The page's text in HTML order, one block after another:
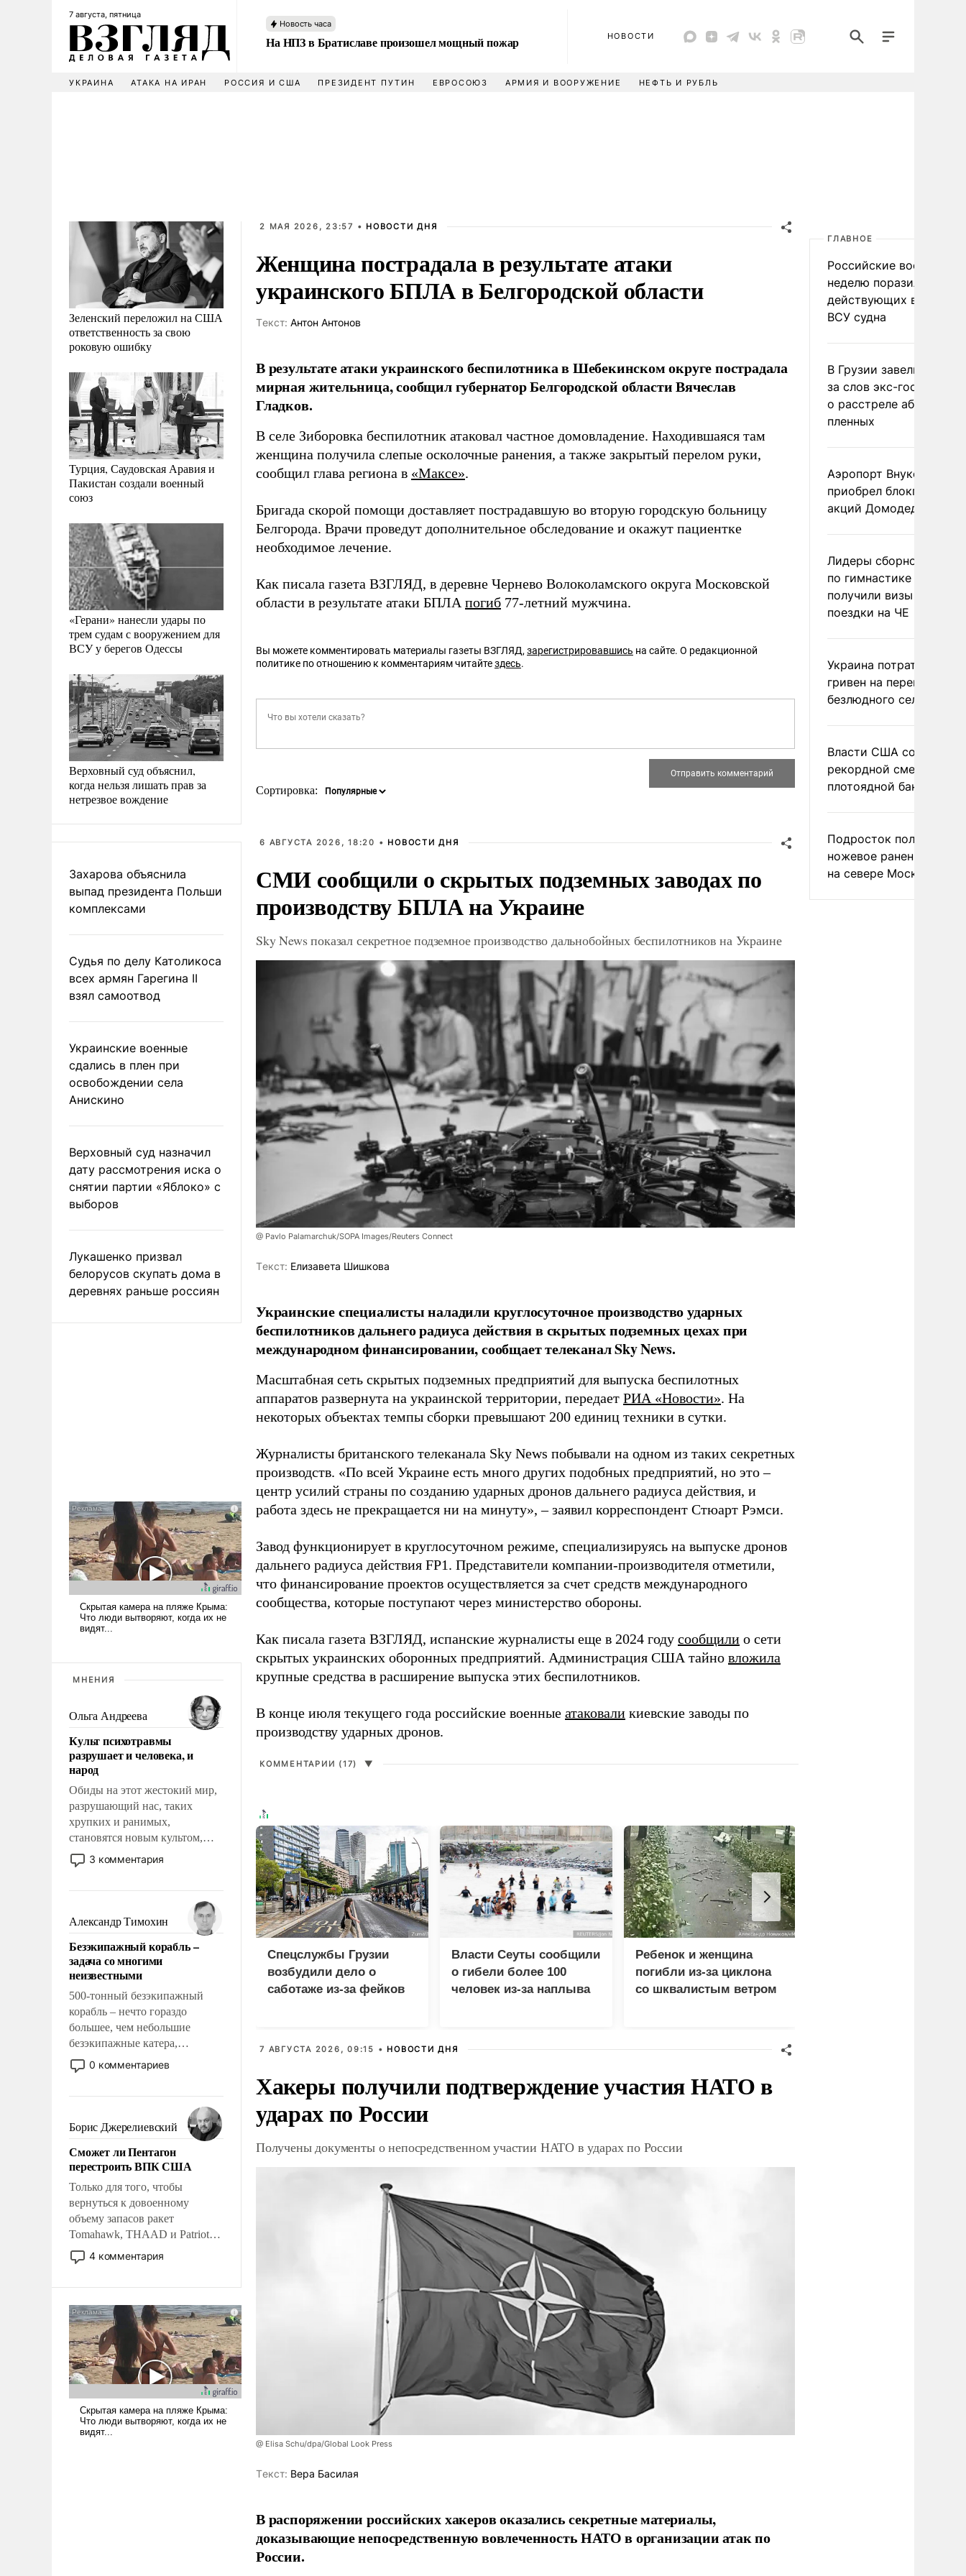
7 августа, пятница
Новость часа
На НПЗ в Братиславе произошел мощный пожар НОВОСТИ
УКРАИНА АТАКА НА ИРАН РОССИЯ И США ПРЕЗИДЕНТ ПУТИН ЕВРОСОЮЗ АРМИЯ И ВООРУЖЕНИЕ НЕФТЬ И РУБЛЬ
Зеленский переложил на США
ответственность за свою
роковую ошибку
Турция, Саудовская Аравия и
Пакистан создали военный
союз
«Герани» нанесли удары по
трем судам с вооружением для
ВСУ у берегов Одессы
Верховный суд объяснил,
когда нельзя лишать прав за
нетрезвое вождение
Захарова объяснила
выпад президента Польши
комплексами
Судья по делу Католикоса
всех армян Гарегина II
взял самоотвод
Украинские военные
сдались в плен при
освобождении села
Анискино
Верховный суд назначил
дату рассмотрения иска о
снятии партии «Яблоко» с
выборов
Лукашенко призвал
белорусов скупать дома в
деревнях раньше россиян
МНЕНИЯ
Ольга Андреева
Культ психотравмы
разрушает и человека, и
народ
Обиды на этот жестокий мир,
разрушающий нас, таких
хрупких и ранимых,
становятся новым культом,
постепенно вытесняя и
отменяя традиционное
мужественным и твердым под
ударами судьбы, брать на себя
ответственность, помогать
слабым, идти вперед и
адаптироваться.
3 комментария
Александр Тимохин
Безэкипажный корабль –
задача со многими
неизвестными
500-тонный безэкипажный
корабль – нечто гораздо
большее, чем небольшие
безэкипажные катера,
применение которых уже
стало обыденностью. Задача по
сложна и амбициозна. Однако
и ее реализация радикально
поднимет наши боевые
возможности.
0 комментариев
Борис Джерелиевский
Сможет ли Пентагон
перестроить ВПК США
Только для того, чтобы
вернуться к довоенному
объему запасов ракет
Tomahawk, THAAD и Patriot
США потребуется более трех
лет. Даже небольшая война с
Сложившаяся ситуация
означает многолетний период
уязвимости США, например,
перед Китаем.
4 комментария
2 МАЯ 2026, 23:57 • НОВОСТИ ДНЯ
Женщина пострадала в результате атаки
украинского БПЛА в Белгородской области
Tекст: Антон Антонов
В результате атаки украинского беспилотника в Шебекинском округе пострадала
мирная жительница, сообщил губернатор Белгородской области Вячеслав
Гладков.
В селе Зиборовка беспилотник атаковал частное домовладение. Находившаяся там
женщина получила слепые осколочные ранения, а также закрытый перелом руки,
сообщил глава региона в «Максе».
Бригада скорой помощи доставляет пострадавшую во вторую городскую больницу
Белгорода. Врачи проведут дополнительное обследование и окажут пациентке
необходимое лечение.
Как писала газета ВЗГЛЯД, в деревне Чернево Волоколамского округа Московской
области в результате атаки БПЛА погиб 77-летний мужчина.
Вы можете комментировать материалы газеты ВЗГЛЯД, зарегистрировавшись на сайте. О редакционной
политике по отношению к комментариям читайтездесь.
Сортировка:
6 АВГУСТА 2026, 18:20 • НОВОСТИ ДНЯ
СМИ сообщили о скрытых подземных заводах по
производству БПЛА на Украине
Sky News показал секретное подземное производство дальнобойных беспилотников на Украине
@ Pavlo Palamarchuk/SOPA Images/Reuters Connect
Tекст: Елизавета Шишкова
Украинские специалисты наладили круглосуточное производство ударных
беспилотников дальнего радиуса действия в скрытых подземных цехах при
международном финансировании, сообщает телеканал Sky News.
Масштабная сеть скрытых подземных предприятий для выпуска беспилотных
аппаратов развернута на украинской территории, передает РИА «Новости». На
некоторых объектах темпы сборки превышают 200 единиц техники в сутки.
Журналисты британского телеканала Sky News побывали на одном из таких секретных
производств. «По всей Украине есть много других подобных предприятий, но это –
центр усилий страны по созданию ударных дронов дальнего радиуса действия, и
работа здесь не прекращается ни на минуту», – заявил корреспондент Стюарт Рэмси.
Завод функционирует в круглосуточном режиме, специализируясь на выпуске дронов
дальнего радиуса действия FP1. Представители компании-производителя отметили,
что финансирование проектов осуществляется за счет средств международного
сообщества, которые поступают через министерство обороны.
Как писала газета ВЗГЛЯД, испанские журналисты еще в 2024 году сообщили о сети
скрытых украинских оборонных предприятий. Администрация США тайно вложила
крупные средства в расширение выпуска этих беспилотников.
В конце июля текущего года российские военные атаковали киевские заводы по
производству ударных дронов.
КОММЕНТАРИИ (17) ▼
Спецслужбы Грузии
возбудили дело о
саботаже из-за фейков
Власти Сеуты сообщили
о гибели более 100
человек из-за наплыва
Ребенок и женщина
погибли из-за циклона
со шквалистым ветром
7 АВГУСТА 2026, 09:15 • НОВОСТИ ДНЯ
Хакеры получили подтверждение участия НАТО в
ударах по России
Получены документы о непосредственном участии НАТО в ударах по России
@ Elisa Schu/dpa/Global Look Press
Tекст: Вера Басилая
В распоряжении российских хакеров оказались секретные материалы,
доказывающие непосредственную вовлеченность НАТО в организации атак по
России.
ГЛАВНОЕ
Российские военные за
неделю поразили 34
действующих в
ВСУ судна
В Грузии завели дело
за слов экс-
о расстреле абхазских
пленных
Аэропорт Внуково
приобрел блокпакет
акций Домодедово
Лидеры сборной
по гимнастике не
получили визы для
поездки на ЧЕ
Украина потратила 1
гривен на
безлюдного села
Власти США сообщили
рекордной смертности
плотоядной бактерии
Подросток получил
ножевое ранение в
на севере Москвы